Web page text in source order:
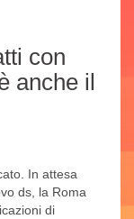
con
anche il
In attesa
ds, la Roma
di